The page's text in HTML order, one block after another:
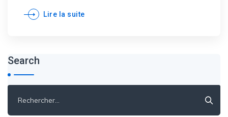
Lire la suite
Search